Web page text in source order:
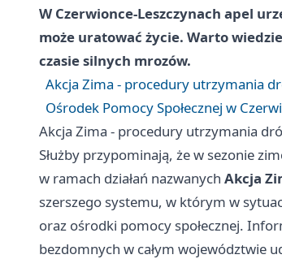
W Czerwionce-Leszczynach apel
może uratować życie. Warto
czasie silnych mrozów.
Akcja Zima - procedury utrzymania
Ośrodek Pomocy Społecznej w
Akcja Zima - procedury utrzymania
Służby przypominają, że w sezonie
w ramach działań nazwanych Akcja
szerszego systemu, w którym w
oraz ośrodki pomocy społecznej.
bezdomnych w całym województwie